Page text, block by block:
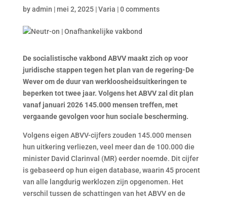
byadmin |mei 2, 2025|Varia |0 comments
De socialistische vakbond ABVV maakt zich op voor
juridische stappen tegen het plan van de regering-De
Wever om de duur van werkloosheidsuitkeringen te
beperken tot twee jaar. Volgens het ABVV zal dit plan
vanaf januari 2026 145.000 mensen treffen, met
vergaande gevolgen voor hun sociale bescherming.
Volgens eigen ABVV-cijfers zouden 145.000 mensen
hun uitkering verliezen, veel meer dan de 100.000 die
minister David Clarinval (MR) eerder noemde. Dit cijfer
is gebaseerd op hun eigen database, waarin 45 procent
van alle langdurig werklozen zijn opgenomen. Het
verschil tussen de schattingen van het ABVV en de